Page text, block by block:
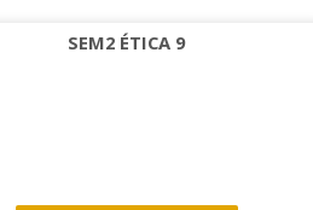
SEM2 ÉTICA 9